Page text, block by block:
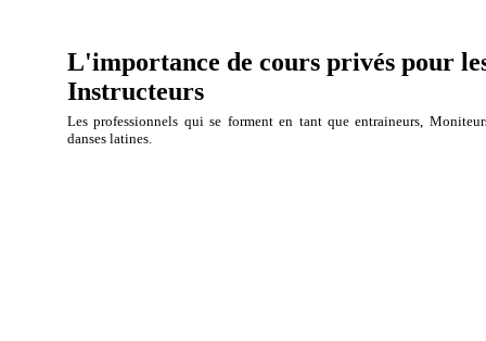
L'importance de cours privés pour
Instructeurs
Les professionnels qui se forment en tant que entraineurs,
danses latines.